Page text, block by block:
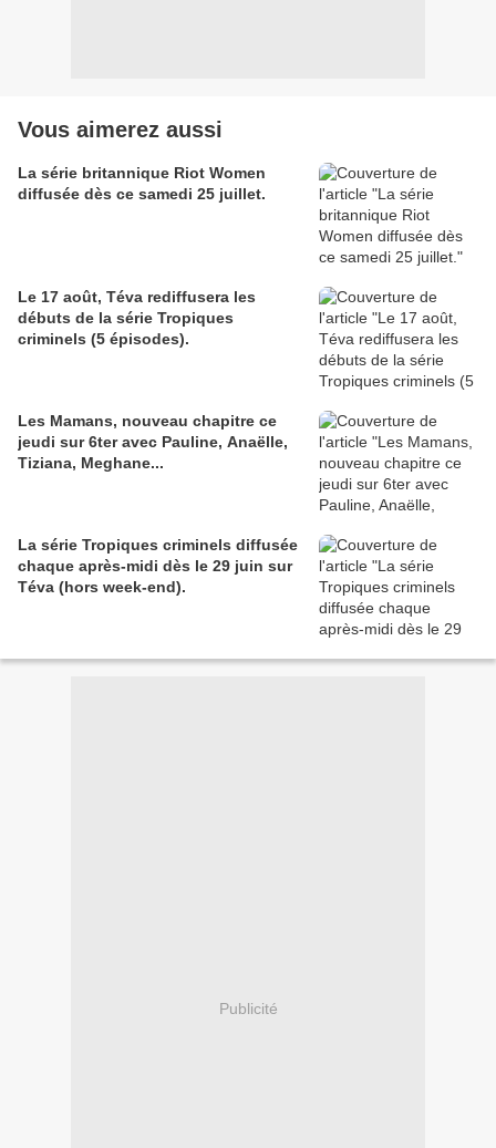
Vous aimerez aussi
La série britannique Riot Women
diffusée dès ce samedi 25 juillet.
Le 17 août, Téva rediffusera les
débuts de la série Tropiques
criminels (5 épisodes).
Les Mamans, nouveau chapitre ce
jeudi sur 6ter avec Pauline, Anaëlle,
Tiziana, Meghane...
La série Tropiques criminels diffusée
chaque après-midi dès le 29 juin sur
Téva (hors week-end).
Publicité